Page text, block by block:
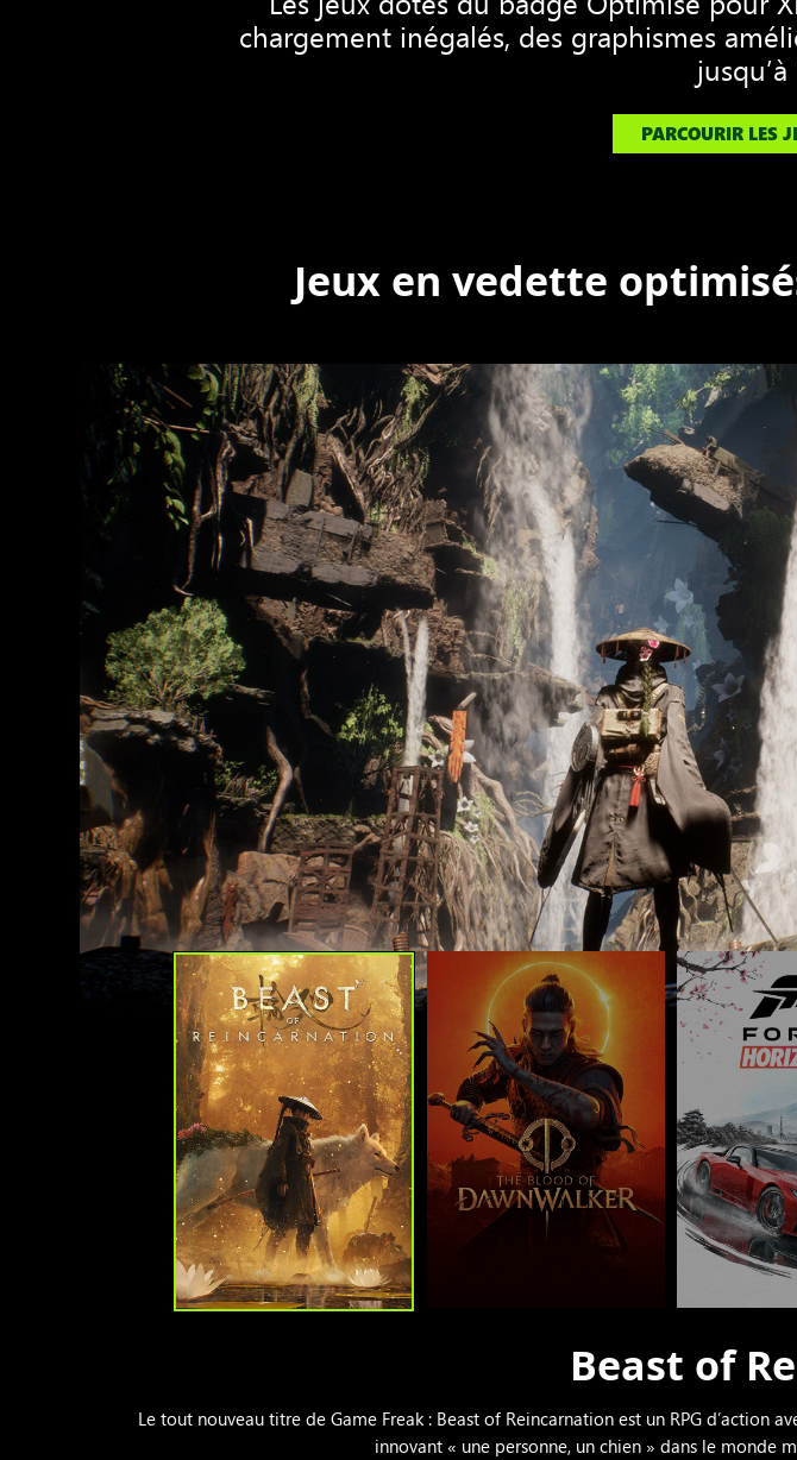
chargement inégalés, des graphismes
jusqu’à
PARCOURIR LES
Jeux en vedette
Beast of
Le tout nouveau titre de Game Freak : Beast of Reincarnation est un RPG d’action
innovant « une personne, un chien » dans le monde